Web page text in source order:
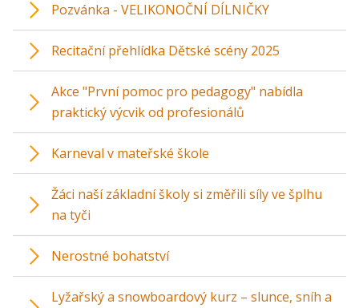
Pozvánka - VELIKONOČNÍ DÍLNIČKY
Recitační přehlídka Dětské scény 2025
Akce "První pomoc pro pedagogy" nabídla
praktický výcvik od profesionálů
Karneval v mateřské škole
Žáci naší základní školy si změřili síly ve šplhu
na tyči
Nerostné bohatství
Lyžařský a snowboardový kurz – slunce, sníh a